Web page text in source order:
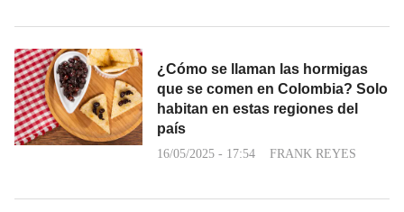
¿Cómo se llaman las hormigas
que se comen en Colombia? Solo
habitan en estas regiones del
país
16/05/2025 - 17:54 FRANK REYES